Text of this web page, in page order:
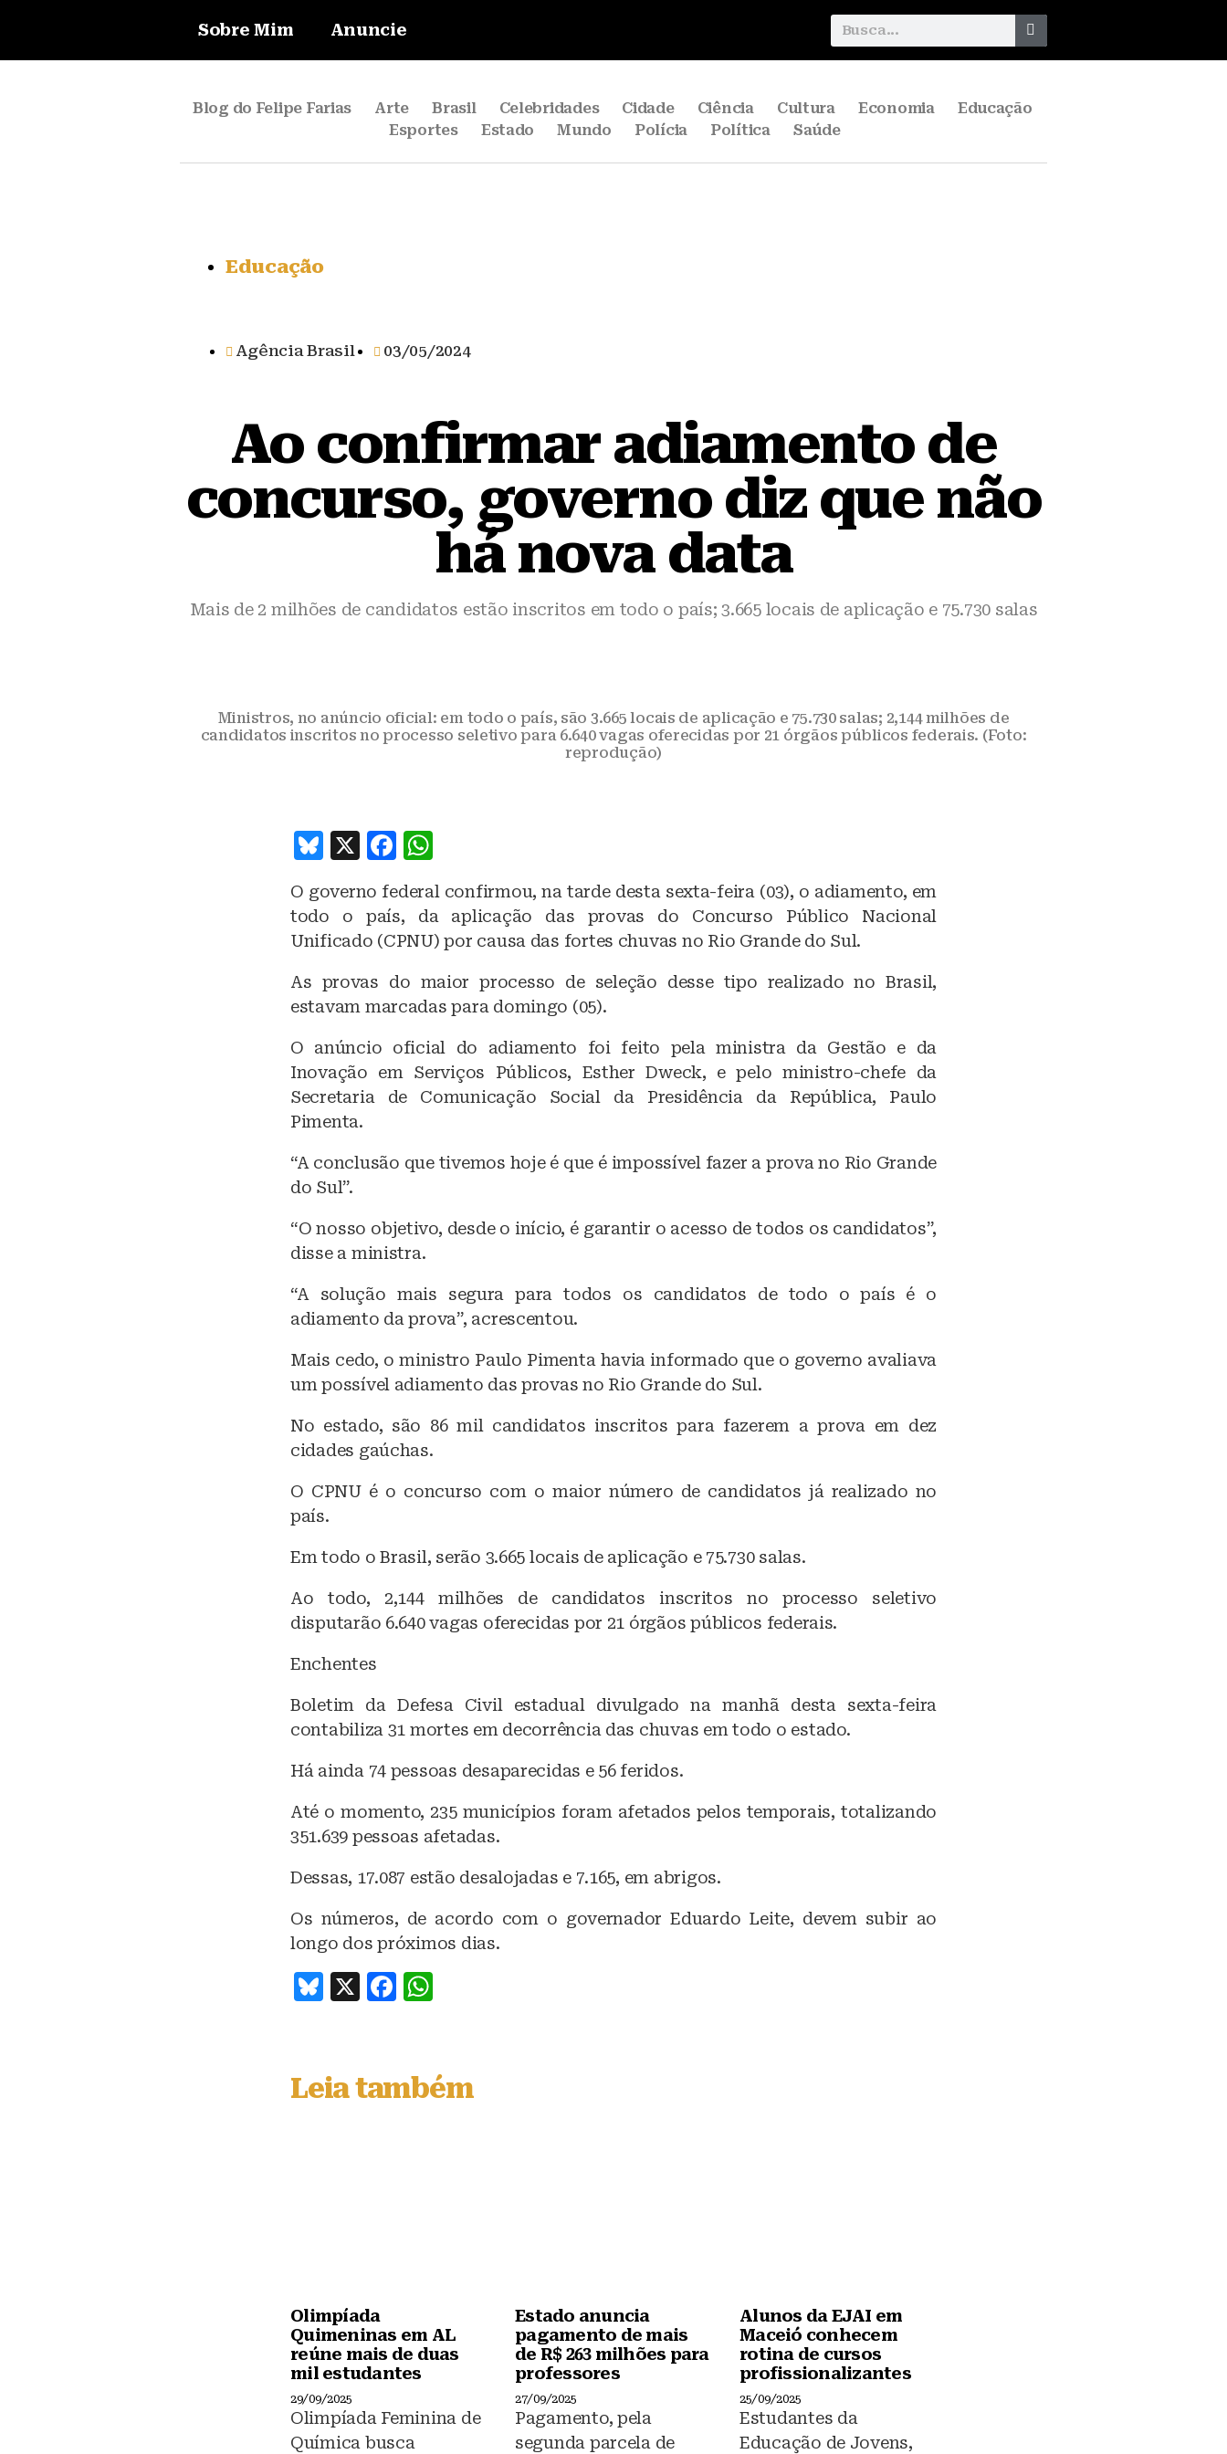
Sobre Mim Anuncie
Blog do Felipe Farias Arte Brasil Celebridades Cidade Ciência Cultura Economia
Educação
Esportes
Estado Mundo Polícia Política Saúde
Educação
Agência Brasil 03/05/2024
Ao confirmar adiamento de
concurso, governo diz que não
há nova data
Mais de 2 milhões de candidatos estão inscritos em todo o país; 3.665 locais de aplicação e 75.730 salas
Ministros, no anúncio oficial: em todo o país, são 3.665 locais de aplicação e 75.730 salas; 2,144 milhões de
candidatos inscritos no processo seletivo para 6.640 vagas oferecidas por 21 órgãos públicos federais. (Foto:
reprodução)
B
e
s
y
X
F
c
e
o
o
k
at
s
A
p
p
O governo federal confirmou, na tarde desta sexta-feira (03), o adiamento, em
todo o país, da aplicação das provas do Concurso Público Nacional
Unificado (CPNU) por causa das fortes chuvas no Rio Grande do Sul.
As provas do maior processo de seleção desse tipo realizado no Brasil,
estavam marcadas para domingo (05).
O anúncio oficial do adiamento foi feito pela ministra da Gestão e da
Inovação em Serviços Públicos, Esther Dweck, e pelo ministro-chefe da
Secretaria de Comunicação Social da Presidência da República, Paulo
Pimenta.
“A conclusão que tivemos hoje é que é impossível fazer a prova no Rio Grande
do Sul”.
“O nosso objetivo, desde o início, é garantir o acesso de todos os candidatos”,
disse a ministra.
“A solução mais segura para todos os candidatos de todo o país é o
adiamento da prova”, acrescentou.
Mais cedo, o ministro Paulo Pimenta havia informado que o governo avaliava
um possível adiamento das provas no Rio Grande do Sul.
No estado, são 86 mil candidatos inscritos para fazerem a prova em dez
cidades gaúchas.
O CPNU é o concurso com o maior número de candidatos já realizado no
país.
Em todo o Brasil, serão 3.665 locais de aplicação e 75.730 salas.
Ao todo, 2,144 milhões de candidatos inscritos no processo seletivo
disputarão 6.640 vagas oferecidas por 21 órgãos públicos federais.
Enchentes
Boletim da Defesa Civil estadual divulgado na manhã desta sexta-feira
contabiliza 31 mortes em decorrência das chuvas em todo o estado.
Há ainda 74 pessoas desaparecidas e 56 feridos.
Até o momento, 235 municípios foram afetados pelos temporais, totalizando
351.639 pessoas afetadas.
Dessas, 17.087 estão desalojadas e 7.165, em abrigos.
Os números, de acordo com o governador Eduardo Leite, devem subir ao
longo dos próximos dias.
B
s
k
X
F
e
b
s
A
Leia também
Olimpíada
Quimeninas em AL
reúne mais de duas
mil estudantes
29/09/2025
Olimpíada Feminina de
Química busca
Estado anuncia
pagamento de mais
de R$ 263 milhões para
professores
27/09/2025
Pagamento, pela
segunda parcela de
Alunos da EJAI em
Maceió conhecem
rotina de cursos
profissionalizantes
25/09/2025
Estudantes da
Educação de Jovens,